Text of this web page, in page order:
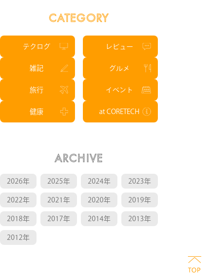
CATEGORY
テクログ レビュー
雑記 グルメ
旅行 イベント
健康 at CORETECH
ARCHIVE
2026年 2025年 2024年 2023年
2022年 2021年 2020年 2019年
2018年 2017年 2014年 2013年
2012年